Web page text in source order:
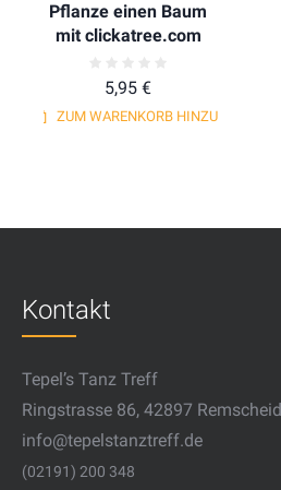
Pflanze einen Baum
mit clickatree.com
ZUM WARENKORB HINZUFÜGEN
5,95€
Kontakt
Tepel’s Tanz Treff
Ringstrasse 86, 42897 Remscheid
info@tepelstanztreff.de
(02191) 200 348